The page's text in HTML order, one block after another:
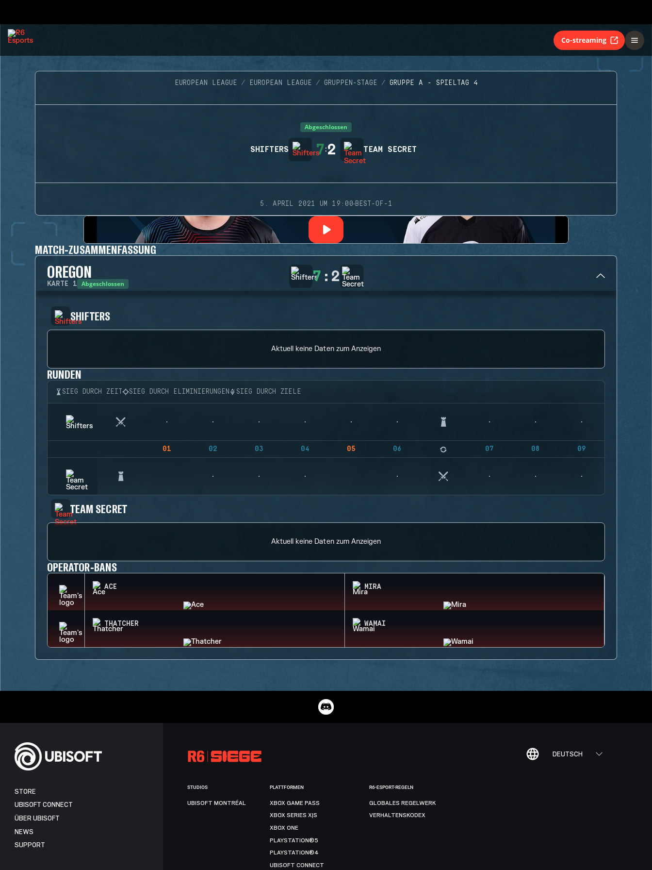
Co-streaming
EUROPEAN LEAGUE EUROPEAN LEAGUE GRUPPEN-STAGE GRUPPE A - SPIELTAG 4
Abgeschlossen
SHIFTERS 7:2 TEAM SECRET
5. APRIL 2021 UM 19:00·BEST-OF-1
MATCH-ZUSAMMENFASSUNG
OREGON
KARTE 1 Abgeschlossen 7 : 2
SHIFTERS
Aktuell keine Daten zum Anzeigen
RUNDEN
SIEG DURCH ZEIT SIEG DURCH ELIMINIERUNGEN SIEG DURCH ZIELE
01 02 03 04 05 06 07 08 09
TEAM SECRET
Aktuell keine Daten zum Anzeigen
OPERATOR-BANS
ACE MIRA
THATCHER WAMAI
DEUTSCH
STORE
UBISOFT CONNECT
ÜBER UBISOFT
NEWS
SUPPORT
STUDIOS
UBISOFT MONTRÉAL
PLATTFORMEN
XBOX GAME PASS
XBOX SERIES X|S
XBOX ONE
PLAYSTATION®5
PLAYSTATION®4
UBISOFT CONNECT
R6-ESPORT-REGELN
GLOBALES REGELWERK
VERHALTENSKODEX